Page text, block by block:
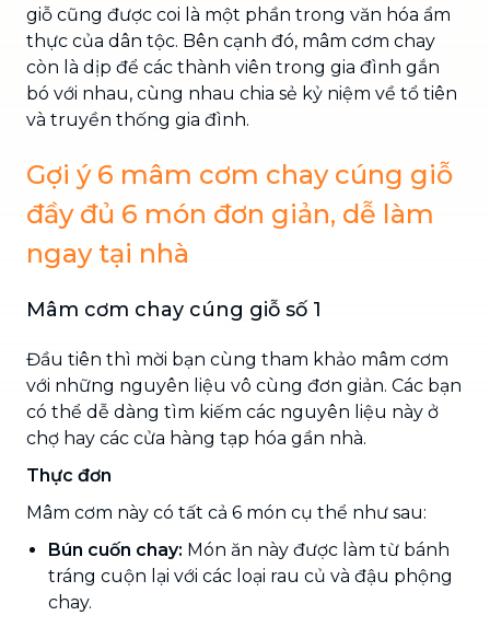
giỗ cũng được coi là một phần trong văn hóa ẩm
thực của dân tộc. Bên cạnh đó, mâm cơm chay
còn là dịp để các thành viên trong gia đình gắn
bó với nhau, cùng nhau chia sẻ kỷ niệm về tổ tiên
và truyền thống gia đình.
Gợi ý 6 mâm cơm chay cúng giỗ
đầy đủ 6 món đơn giản, dễ làm
ngay tại nhà
Mâm cơm chay cúng giỗ số 1
Đầu tiên thì mời bạn cùng tham khảo mâm cơm
với những nguyên liệu vô cùng đơn giản. Các bạn
có thể dễ dàng tìm kiếm các nguyên liệu này ở
chợ hay các cửa hàng tạp hóa gần nhà.
Thực đơn
Mâm cơm này có tất cả 6 món cụ thể như sau:
Bún cuốn chay: Món ăn này được làm từ bánh
tráng cuộn lại với các loại rau củ và đậu phộng
chay.